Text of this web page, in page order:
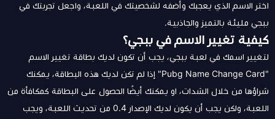
اختر الاسم الذي يعجبك وأضفه لشخصيتك في اللعبة، واجعل تجربتك في
ببجي مليئة بالتميز والجاذبية.
كيفية تغيير الاسم في ببجي؟
لتغيير اسمك في لعبة ببجي، يجب أن تكون لديك بطاقة تغيير الاسم
"Pubg Name Change Card" إذا لم تكن لديك هذه البطاقة، يمكنك
شراؤها من خلال الشدات، او يمكنك أيضًا الحصول على البطاقة كمكافأة من
اللعبة، ولكن يجب أن يكون لديك الإصدار 0.4 من تحديث اللعبة، ويجب